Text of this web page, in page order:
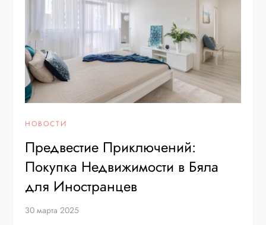
НОВОСТИ
Предвестие Приключений:
Покупка Недвижимости в Бяла
для Иностранцев
30 марта 2025